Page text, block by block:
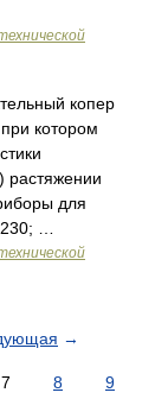
копер
котором
растяжении
для
…
→
7 8
9